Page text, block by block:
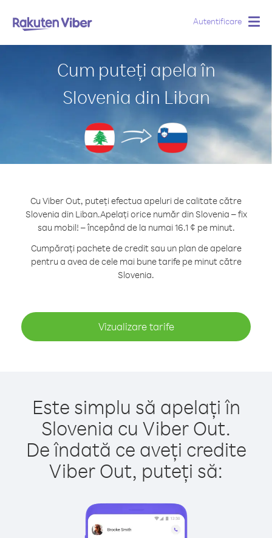
Autentificare
Cum puteți apela în
Slovenia din Liban
Cu Viber Out, puteți efectua apeluri de calitate către
Slovenia din Liban.Apelați orice număr din Slovenia – fix
sau mobil! – începând de la numai 16.1 ¢ pe minut.
Cumpărați pachete de credit sau un plan de apelare
pentru a avea de cele mai bune tarife pe minut către
Slovenia.
Vizualizare tarife
Este simplu să apelați în
Slovenia cu Viber Out.
De îndată ce aveți credite
Viber Out, puteți să: